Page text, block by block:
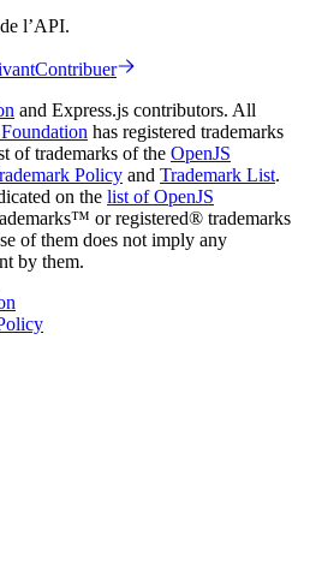
l’API.
Contribuer
and Express.js contributors. All
has registered trademarks
of trademarks of the OpenJS
Policy and Trademark List.
on the list of OpenJS
or registered® trademarks
of them does not imply any
by them.